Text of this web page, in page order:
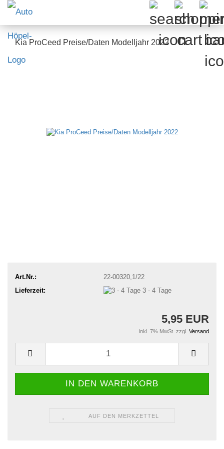
Kia ProCeed Preise/Daten Modelljahr 2022
Art.Nr.:
22-00320,1/22
Lieferzeit:
3 - 4 Tage
5,95 EUR
inkl. 7% MwSt. zzgl. Versand
AUF DEN MERKZETTEL